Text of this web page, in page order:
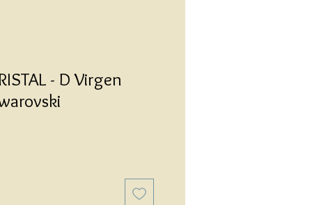
- D Virgen